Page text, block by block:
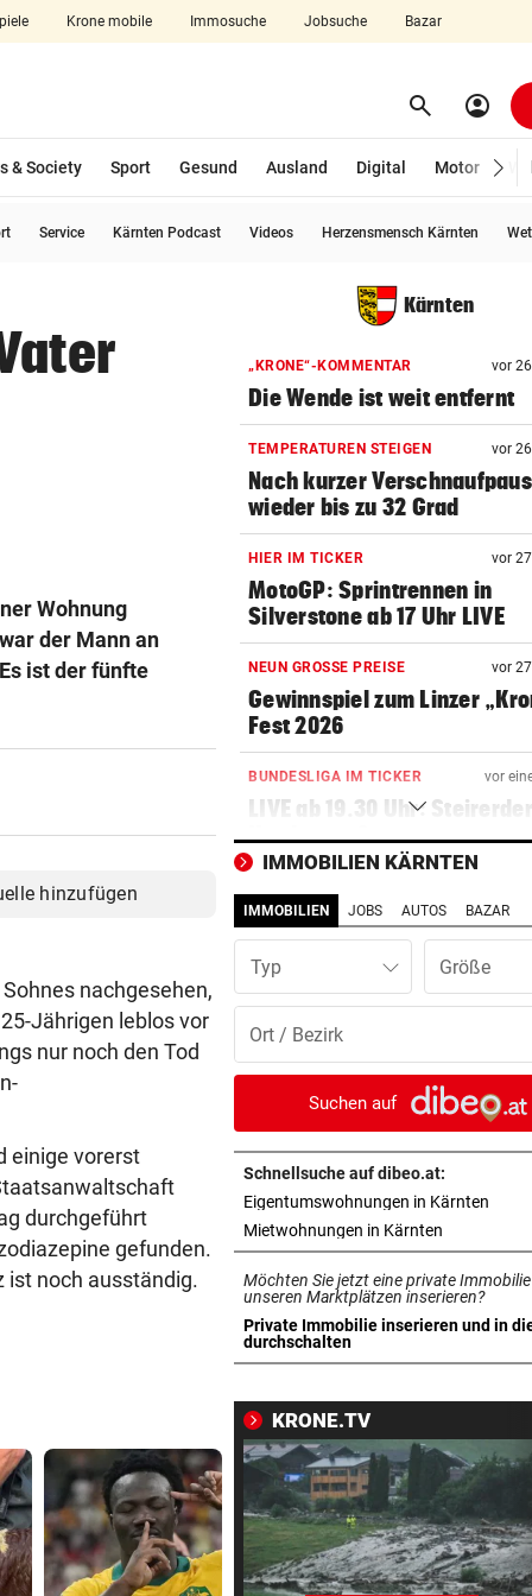
Krone mobile Immosuche Jobsuche Bazar
aufklappen search Suchen
account_circle
& Society Sport Gesund Ausland Digital Motor
Service Kärnten Podcast Videos Herzensmensch Kärnten
Wohnung
der Mann an
ist der fünfte
hinzufügen
nachgesehen,
Jährigen leblos vor
nur noch den Tod
einige vorerst
durchgeführt
gefunden.
ist noch ausständig.
Kärnten
„KRONE“-KOMMENTAR vor
Die Wende ist weit entfernt
TEMPERATUREN STEIGEN vor
Nach kurzer
wieder bis zu 32 Grad
HIER IM TICKER vor
MotoGP: Sprintrennen in
Silverstone ab 17 Uhr LIVE
NEUN GROSSE PREISE vor
Gewinnspiel zum Linzer
Fest 2026
BUNDESLIGA IM TICKER vor
LIVE ab 19.30 Uhr:
Hartberg – Sturm
LIVE ab 17 Uhr: GAK gegen
Lustenau
SOMMERGEWINNSPIEL 2026 vor
Wir verlosen 22 x 1
VOLLEYBALL – FRAUEN vor 6
Österreich verliert EM-Test
Montenegro 0:3!
UNTER EINER BEDINGUNG
USA will Blockade von
Häfen stoppen
2. LIGA – 2. RUNDE vor
3:0! Absteiger BW Linz
NACH ELFER-RÜCKNAHME
Hinterseer über VAR: „Ist ein
absoluter Skandal!“
WEGEN CEUTA-KRISE vor 7
Spanien kontert: Jetzt
IMMOBILIEN KÄRNTEN
IMMOBILIEN JOBS AUTOS BAZAR
Typ
Suchen auf
Schnellsuche auf dibeo.at:
Eigentumswohnungen in Kärnten
Mietwohnungen in Kärnten
Möchten Sie jetzt eine private
unseren Marktplätzen inserieren?
Private Immobilie inserieren und in
durchschalten
in neuem Tab öffnen
KRONE.TV